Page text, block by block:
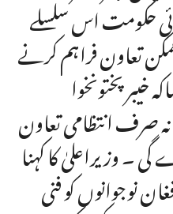
حکومت اس سلسلے
تعاون فراہم کرنے
خیبرپختونخوا
انتظامی تعاون
۔ وزیراعلیٰ کا کہنا
نوجوانوں کو فنی